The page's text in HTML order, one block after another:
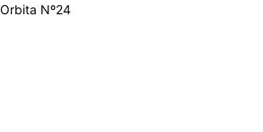
Nº24